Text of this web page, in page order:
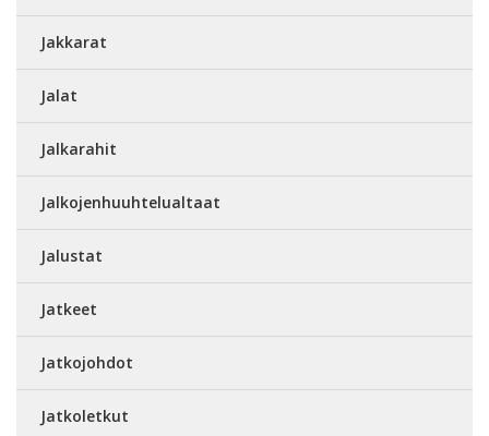
Jakkarat
Jalat
Jalkarahit
Jalkojenhuuhtelualtaat
Jalustat
Jatkeet
Jatkojohdot
Jatkoletkut